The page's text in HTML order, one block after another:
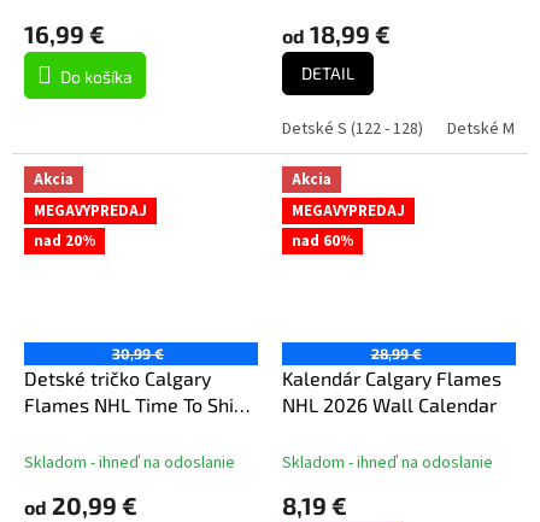
16,99 €
Do košíka
od 18,99 €
DETAIL
Detské S (122 - 128) Detské M
Akcia
MEGAVYPREDAJ
nad 20%
30,99 €
Detské tričko Calgary
Flames NHL Time To Shine
Skladom - ihneď na odoslanie
od 20,99 €
Akcia
MEGAVYPREDAJ
nad 60%
28,99 €
Kalendár Calgary Flames
NHL 2026 Wall Calendar
Skladom - ihneď na odoslanie
8,19 €